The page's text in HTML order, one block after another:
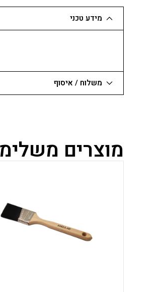
מידע טכני
משלוח / איסוף
מוצרים
סוגים.
ניתן